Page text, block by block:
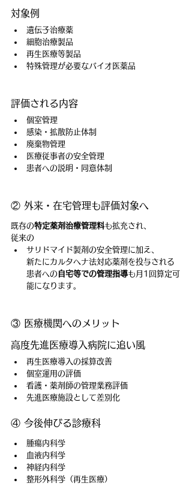
対象例
遺伝子治療薬
細胞治療製品
再生医療等製品
特殊管理が必要なバイオ医薬品
評価される内容
個室管理
感染・拡散防止体制
廃棄物管理
医療従事者の安全管理
患者への説明・同意体制
② 外来・在宅管理も評価対象へ
既存の特定薬剤治療管理料も拡充され、
従来の
サリドマイド製剤の安全管理に加え、
新たにカルタヘナ法対応薬剤を投与される
患者への自宅等での管理指導も月1回算定可
能になります。
③ 医療機関へのメリット
高度先進医療導入病院に追い風
再生医療導入の採算改善
個室運用の評価
看護・薬剤師の管理業務評価
先進医療施設として差別化
④ 今後伸びる診療科
腫瘍内科学
血液内科学
神経内科学
整形外科学（再生医療）